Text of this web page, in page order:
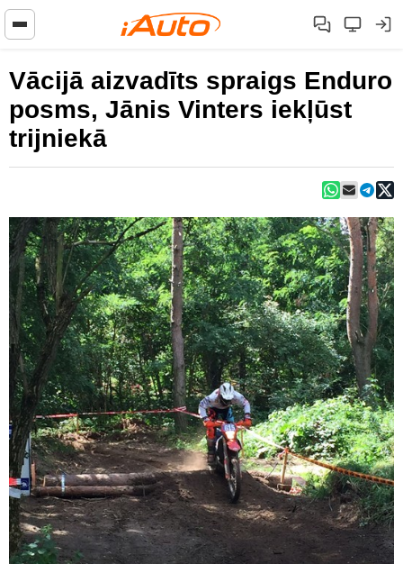
Vācijā aizvadīts spraigs Enduro
posms, Jānis Vinters iekļūst
trijniekā